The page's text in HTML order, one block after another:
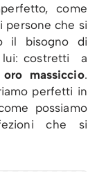
come
persone che si
il bisogno di
lui: costretti a
massiccio.
perfetti in
possiamo
che si